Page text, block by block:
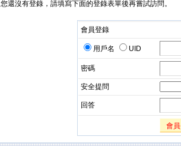
您還沒有登錄，請填寫下面的登錄表單後再嘗試訪問。
會員登錄
用戶名 UID
密碼
安全提問
回答
會